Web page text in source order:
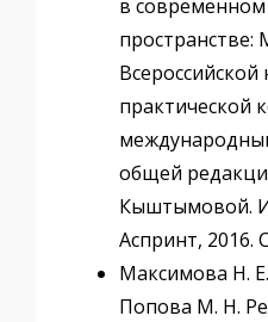
в
пространстве:
Всероссийской
практической
общей
Кыштымовой.
Аспринт, 2016.
Максимова Н.
Попова М. Н.